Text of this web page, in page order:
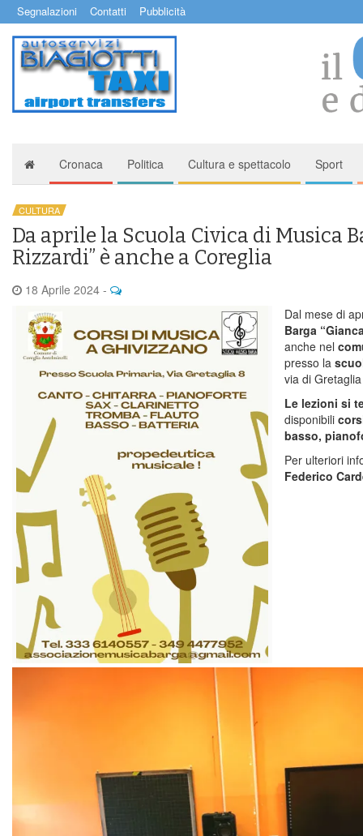
Segnalazioni Contatti Pubblicità
Cronaca Politica Cultura e spettacolo Sport
CULTURA
Da aprile la Scuola Civica di Musica
Rizzardi” è anche a Coreglia
18 Aprile 2024 -
Dal mese di
Barga
anche nel
presso la
via di
Le lezioni si
disponibili
basso,
Per ulteriori
Federico